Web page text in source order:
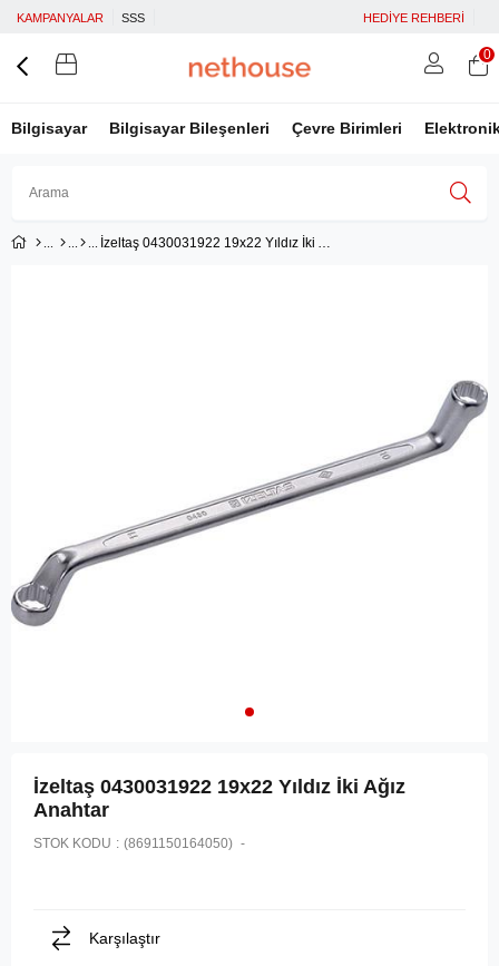
KAMPANYALAR SSS HEDİYE REHBERİ
Bilgisayar Bilgisayar Bileşenleri Çevre Birimleri
Üye Girişi
0
İzeltaş 0430031922 19x22 Yıldız İki Ağız Anahtar
İzeltaş 0430031922 19x22 Yıldız İki Ağız
Anahtar
STOK KODU (8691150164050)
Karşılaştır